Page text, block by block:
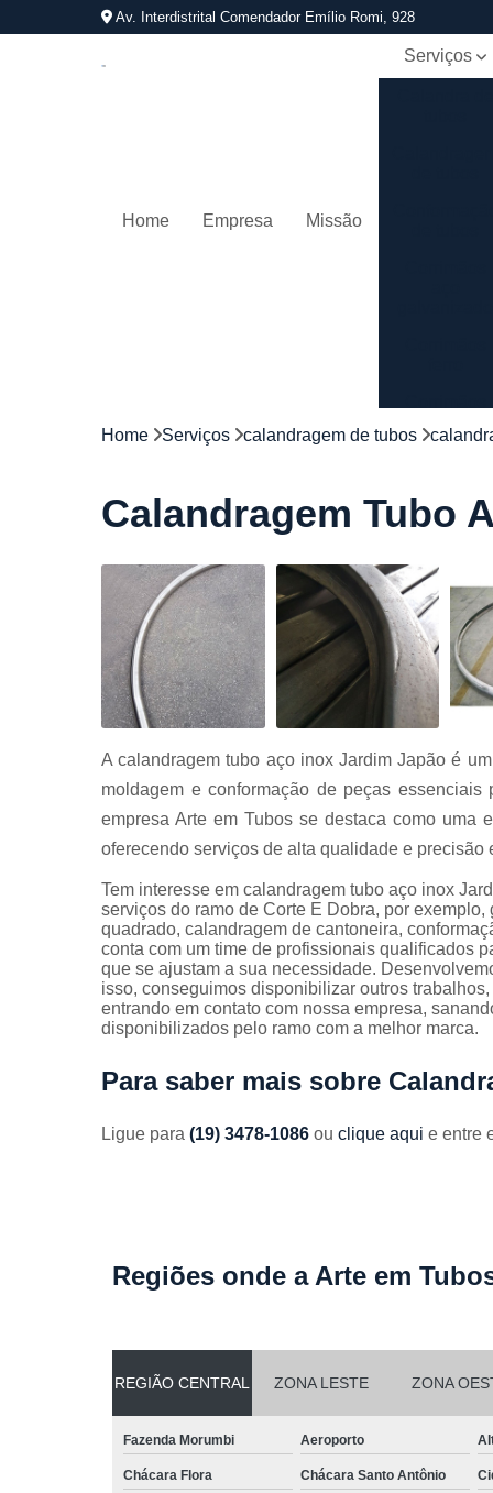
Av. Interdistrital Comendador Emílio Romi, 928
Home Empresa Missão
Serviços
Cortes a
Cortes de
chapa
Curvamento
de tubo
Dobra de
chapas
tubo
Empresas de
corte
Guarda
corpos
carbono
Guarda
corpos ferro
Guarda
corpos
galvanizados
Guarda
corpos inox
Serviços de
aço carbono
Home Serviços calandragem de tubos
Calandragem Tubo
A calandragem tubo aço inox Jardim Japão é
moldagem e conformação de peças
empresa Arte em Tubos se destaca como uma
oferecendo serviços de alta qualidade e precisão
Tem interesse em calandragem tubo aço inox
serviços do ramo de Corte E Dobra, por
quadrado, calandragem de cantoneira,
conta com um time de profissionais qualificados
que se ajustam a sua necessidade.
isso, conseguimos disponibilizar outros
entrando em contato com nossa empresa,
disponibilizados pelo ramo com a melhor marca.
Para saber mais sobre
Ligue para (19) 3478-1086 ou clique aqui e entre
Regiões onde a Arte em
REGIÃO CENTRAL ZONA LESTE ZONA
Fazenda Morumbi Aeroporto
Chácara Flora Chácara Santo Antônio